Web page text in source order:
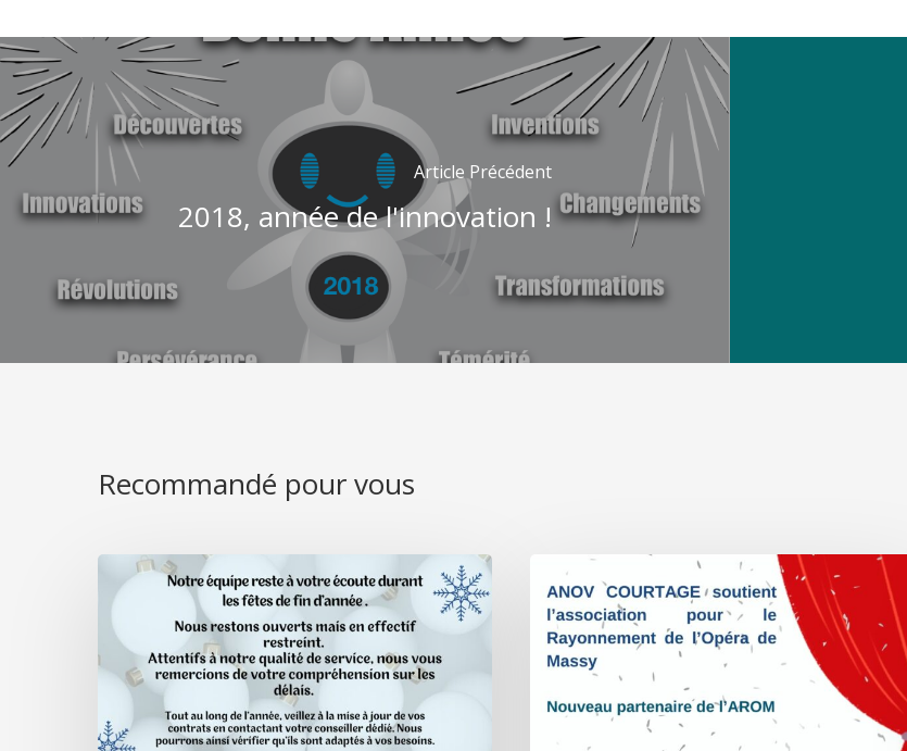
Article Précédent
2018, année de l'innovation !
Recommandé pour vous